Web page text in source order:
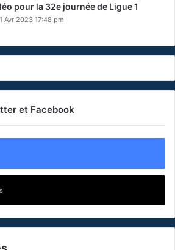
pour la 32e journée de Ligue 1
Avr 2023 17:48 pm
et Facebook